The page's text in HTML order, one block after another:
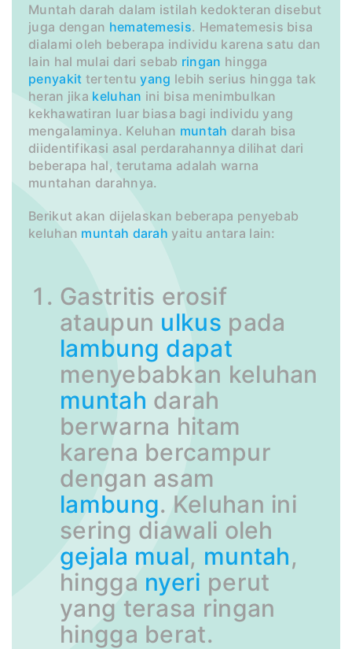
Muntah darah dalam istilah kedokteran disebut
juga dengan hematemesis. Hematemesis bisa
dialami oleh beberapa individu karena satu dan
lain hal mulai dari sebab ringan hingga
penyakit tertentuyang lebih serius hingga tak
heran jika keluhan ini bisa menimbulkan
kekhawatiran luar biasa bagi individu yang
mengalaminya. Keluhan muntah darah bisa
diidentifikasi asal perdarahannya dilihat dari
beberapa hal, terutama adalah warna
muntahan darahnya.
Berikut akan dijelaskan beberapa penyebab
keluhan muntah darah yaitu antara lain:
Gastritis erosif
ataupun ulkus pada
lambung dapat
menyebabkan keluhan
muntah darah
berwarna hitam
karena bercampur
dengan asam
lambung. Keluhan ini
sering diawali oleh
gejala mual, muntah,
hingga nyeri perut
yang terasa ringan
hingga berat.